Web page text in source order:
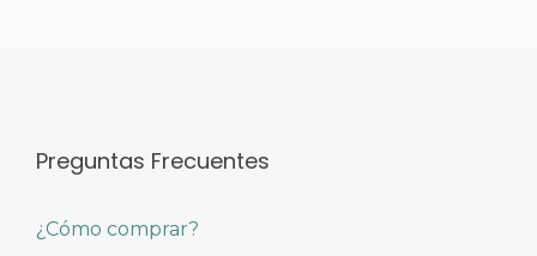
Preguntas Frecuentes
¿Cómo comprar?